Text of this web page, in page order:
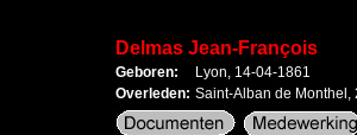
Delmas Jean-François
Geboren:
Lyon, 14-04-1861
Overleden: Saint-Alban de Monthel,